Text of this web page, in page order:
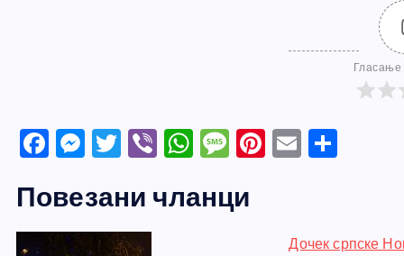
Гласање
F
c
e
M
ss
e
T
itt
er
Vi
er
W
at
M
ss
Pi E
Повезани чланци
Дочек српске